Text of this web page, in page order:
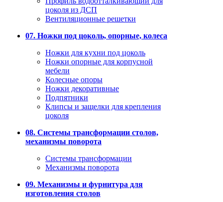
цоколя из ДСП
Вентиляционные решетки
07. Ножки под цоколь, опорные, колеса
Ножки для кухни под цоколь
Ножки опорные для корпусной
мебели
Колесные опоры
Ножки декоративные
Подпятники
Клипсы и защелки для крепления
цоколя
08. Системы трансформации столов,
механизмы поворота
Системы трансформации
Механизмы поворота
09. Механизмы и фурнитура для
изготовления столов